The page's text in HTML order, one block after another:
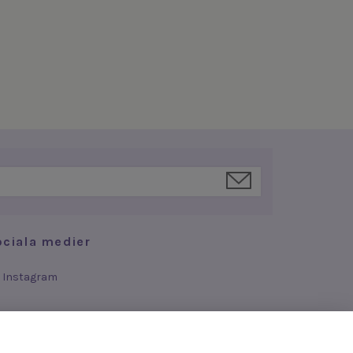
medier
Instagram